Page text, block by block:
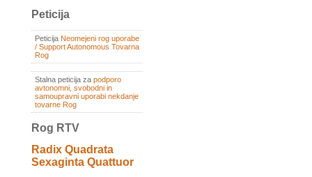
Peticija
Peticija Neomejeni rog uporabe
/ Support Autonomous Tovarna
Rog
Stalna peticija za podporo
avtonomni, svobodni in
samoupravni uporabi nekdanje
tovarne Rog
Rog RTV
Radix Quadrata
Sexaginta Quattuor